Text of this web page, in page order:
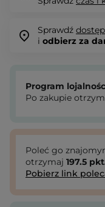
Sprawdź
i odbierz za
Program
Po zakupie
Poleć go
otrzymaj 197.5
Pobierz link